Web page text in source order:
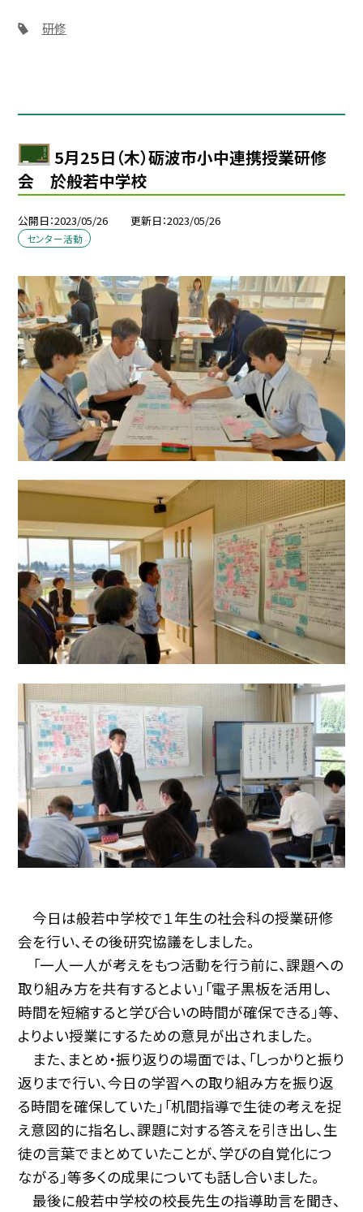
研修
5月25日（木）砺波市小中連携授業研修
会 於般若中学校
公開日 2023/05/26 更新日 2023/05/26
センター活動
今日は般若中学校で１年生の社会科の授業研修
会を行い、その後研究協議をしました。
「一人一人が考えをもつ活動を行う前に、課題への
取り組み方を共有するとよい」「電子黒板を活用し、
時間を短縮すると学び合いの時間が確保できる」等、
よりよい授業にするための意見が出されました。
また、まとめ・振り返りの場面では、「しっかりと振り
返りまで行い、今日の学習への取り組み方を振り返
る時間を確保していた」「机間指導で生徒の考えを捉
え意図的に指名し、課題に対する答えを引き出し、生
徒の言葉でまとめていたことが、学びの自覚化につ
ながる」等多くの成果についても話し合いました。
最後に般若中学校の校長先生の指導助言を聞き、